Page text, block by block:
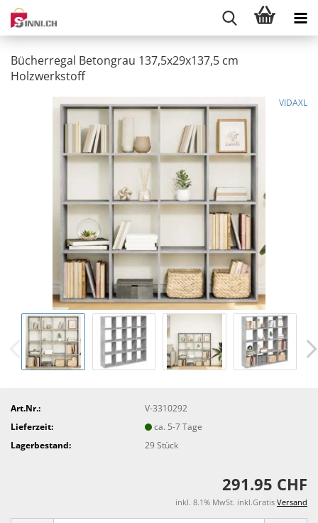
Bücherregal Betongrau 137,5x29x137,5 cm
Holzwerkstoff
VIDAXL
Art.Nr.:
V-3310292
Lieferzeit:
ca. 5-7 Tage
Lagerbestand:
29Stück
291.95 CHF
inkl. 8.1% MwSt. inkl.Gratis Versand